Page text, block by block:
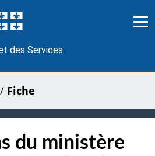
des Services
/ Fiche
du ministère